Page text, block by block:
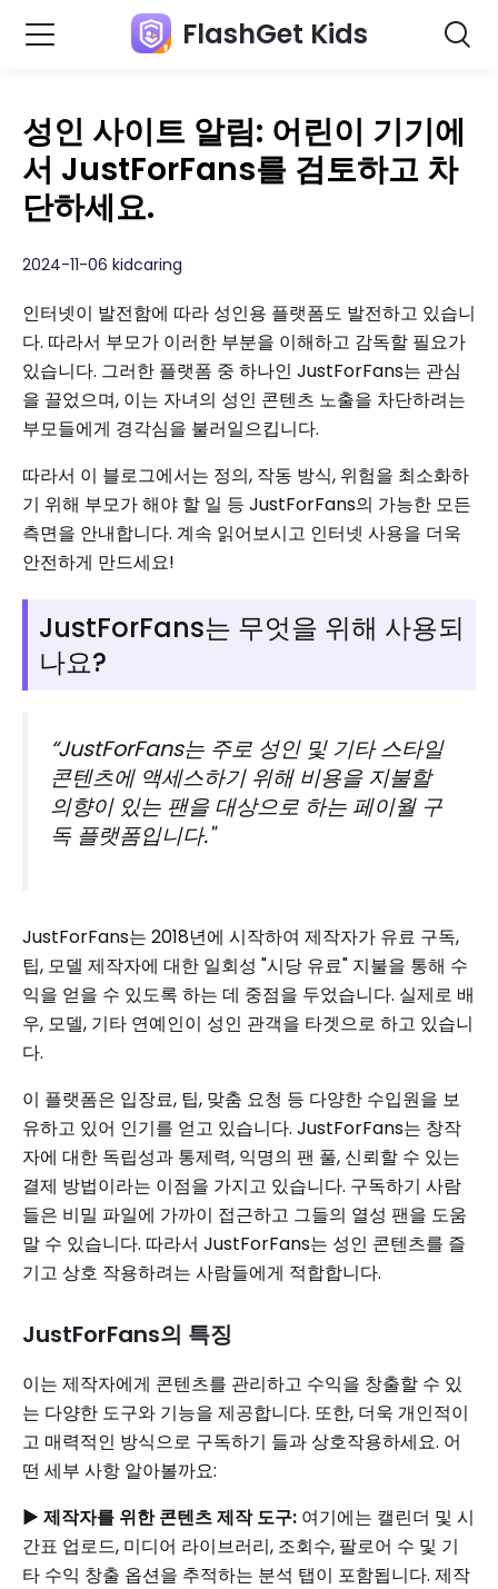
FlashGet Kids
성인 사이트 알림: 어린이 기기에
서 JustForFans를 검토하고 차
단하세요.
2024-11-06 kidcaring
인터넷이 발전함에 따라 성인용 플랫폼도 발전하고 있습니
다. 따라서 부모가 이러한 부분을 이해하고 감독할 필요가
있습니다. 그러한 플랫폼 중 하나인 JustForFans는 관심
을 끌었으며, 이는 자녀의 성인 콘텐츠 노출을 차단하려는
부모들에게 경각심을 불러일으킵니다.
따라서 이 블로그에서는 정의, 작동 방식, 위험을 최소화하
기 위해 부모가 해야 할 일 등 JustForFans의 가능한 모든
측면을 안내합니다. 계속 읽어보시고 인터넷 사용을 더욱
안전하게 만드세요!
JustForFans는 무엇을 위해 사용되
나요?
“JustForFans는 주로 성인 및 기타 스타일
콘텐츠에 액세스하기 위해 비용을 지불할
의향이 있는 팬을 대상으로 하는 페이월 구
독 플랫폼입니다."
JustForFans는 2018년에 시작하여 제작자가 유료 구독,
팁, 모델 제작자에 대한 일회성 "시당 유료" 지불을 통해 수
익을 얻을 수 있도록 하는 데 중점을 두었습니다. 실제로 배
우, 모델, 기타 연예인이 성인 관객을 타겟으로 하고 있습니
다.
이 플랫폼은 입장료, 팁, 맞춤 요청 등 다양한 수입원을 보
유하고 있어 인기를 얻고 있습니다. JustForFans는 창작
자에 대한 독립성과 통제력, 익명의 팬 풀, 신뢰할 수 있는
결제 방법이라는 이점을 가지고 있습니다. 구독하기 사람
들은 비밀 파일에 가까이 접근하고 그들의 열성 팬을 도움
말 수 있습니다. 따라서 JustForFans는 성인 콘텐츠를 즐
기고 상호 작용하려는 사람들에게 적합합니다.
JustForFans의 특징
이는 제작자에게 콘텐츠를 관리하고 수익을 창출할 수 있
는 다양한 도구와 기능을 제공합니다. 또한, 더욱 개인적이
고 매력적인 방식으로 구독하기 들과 상호작용하세요. 어
떤 세부 사항 알아볼까요:
▶ 제작자를 위한 콘텐츠 제작 도구: 여기에는 캘린더 및 시
간표 업로드, 미디어 라이브러리, 조회수, 팔로어 수 및 기
타 수익 창출 옵션을 추적하는 분석 탭이 포함됩니다. 제작